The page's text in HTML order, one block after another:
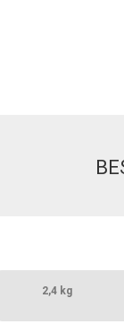
2,4 kg